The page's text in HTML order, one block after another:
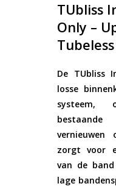
TUbliss
Only –
De TUbliss
losse
systeem,
zorgt voor
van de
lage